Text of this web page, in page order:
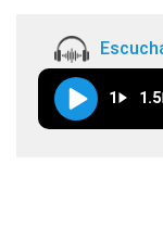
1 1.5